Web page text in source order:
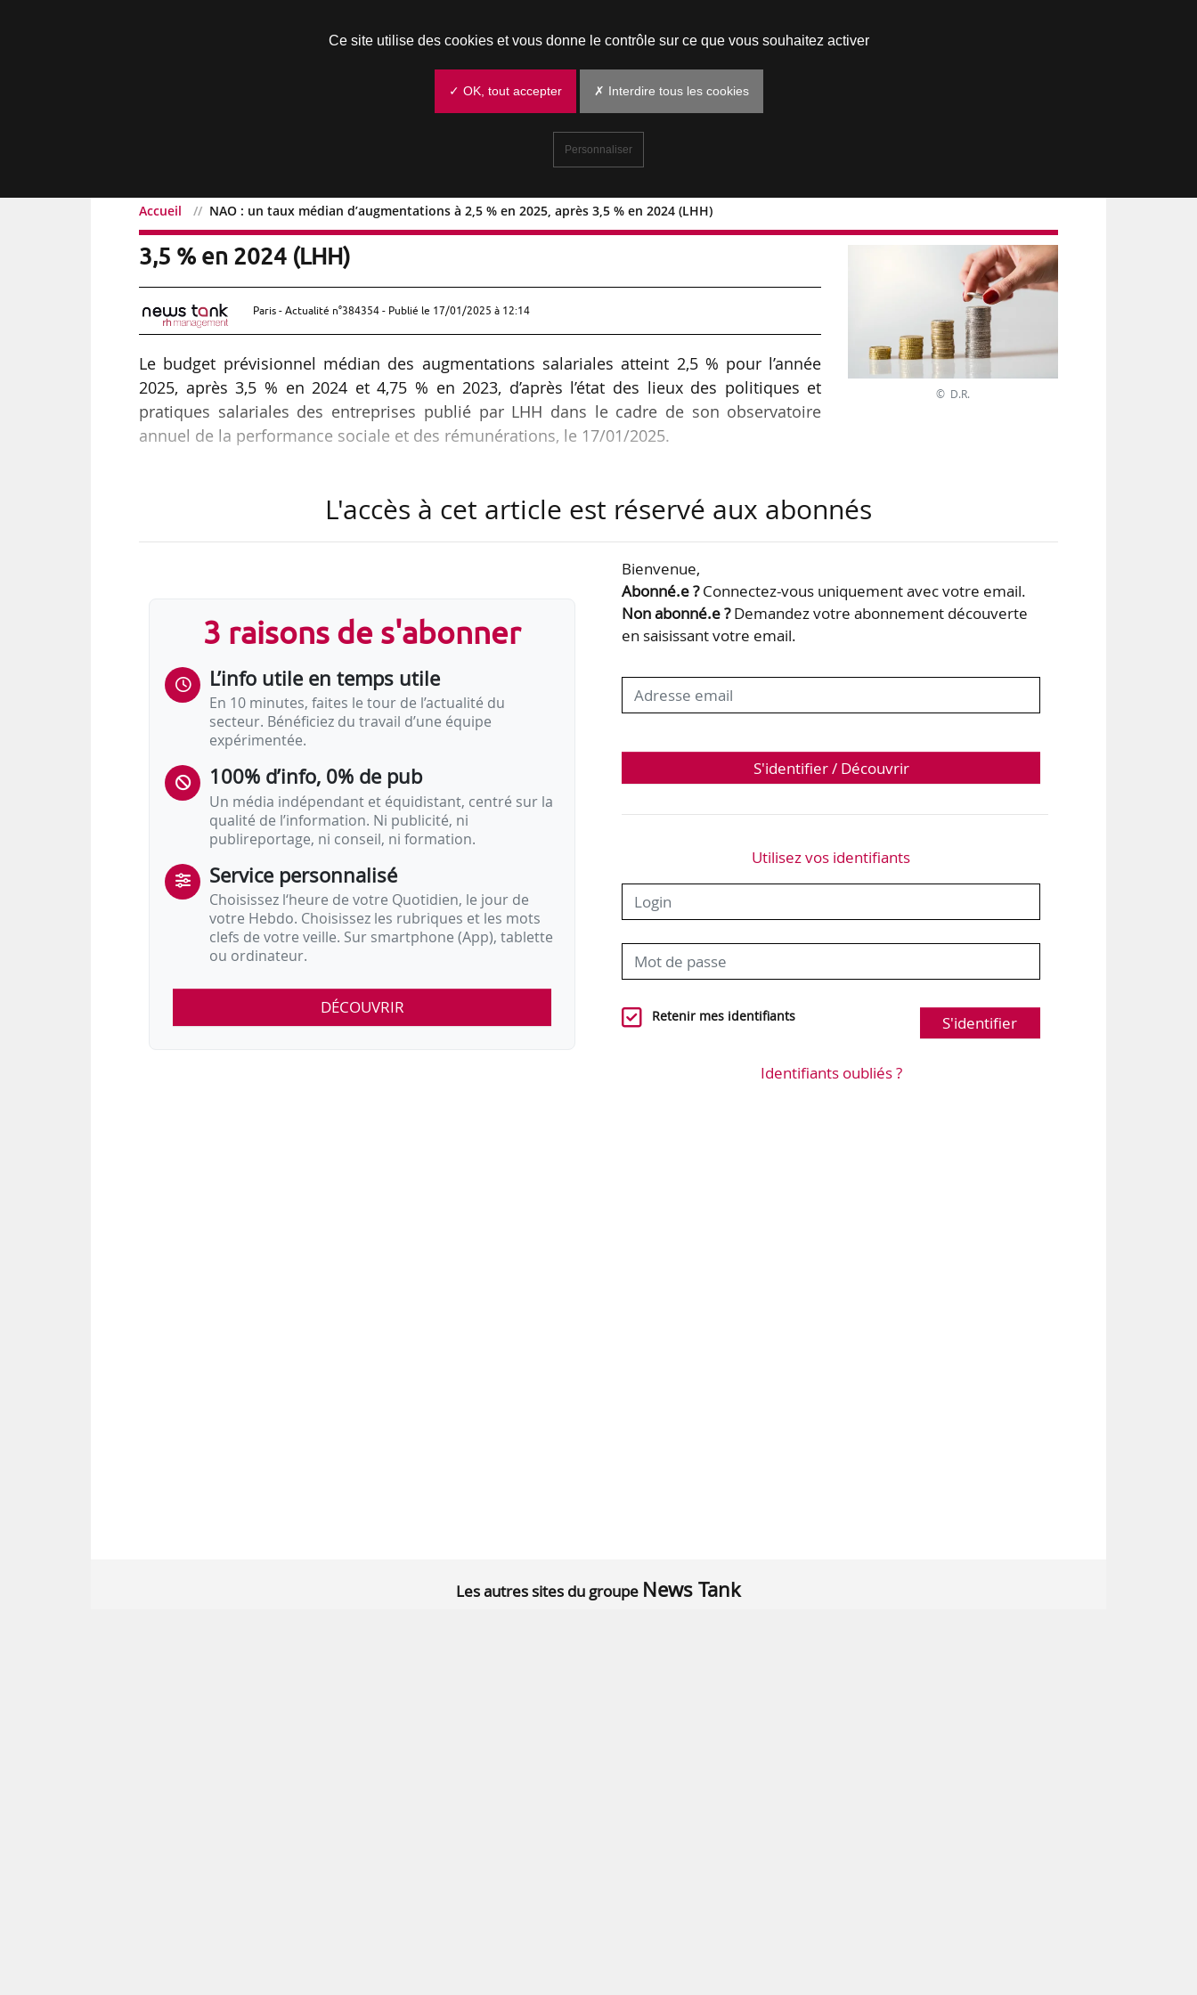
Accueil NAO : un taux médian d’augmentations à 2,5 % en 2025, après 3,5 % en 2024 (LHH)
NAO : un taux médian d’augmentations à 2,5 % en 2025, après
3,5 % en 2024 (LHH)
Paris - Actualité n°384354 - Publié le 17/01/2025 à 12:14
Le budget prévisionnel médian des augmentations salariales atteint 2,5 % pour l’année
2025, après 3,5 % en 2024 et 4,75 % en 2023, d’après l’état des lieux des politiques et
pratiques salariales des entreprises publié par LHH dans le cadre de son observatoire
annuel de la performance sociale et des rémunérations, le 17/01/2025.
déclarent en avoir prévu pour 2025, et 5 % n’en ont pas prévu. 18 % des entreprises ne
Les employés et ouvriers bénéficieront majoritairement d’augmentations générales. Plus
de 7 entreprises sur 10 déclarent privilégier cette pratique pour 2025. À l’inverse, pour les
cadres, les augmentations individuelles domineront nettement : elles seront pratiquées…
© D.R.
L'accès à cet article est réservé aux abonnés
3 raisons de s'abonner
L’info utile en temps utile
En 10 minutes, faites le tour de l’actualité du
secteur. Bénéficiez du travail d’une équipe
expérimentée.
100% d’info, 0% de pub
Un média indépendant et équidistant, centré sur la
qualité de l’information. Ni publicité, ni
publireportage, ni conseil, ni formation.
Service personnalisé
Choisissez l‘heure de votre Quotidien, le jour de
votre Hebdo. Choisissez les rubriques et les mots
clefs de votre veille. Sur smartphone (App), tablette
ou ordinateur.
DÉCOUVRIR
Bienvenue,
Abonné.e ?Connectez-vous uniquement avec votre email.
Non abonné.e ?Demandez votre abonnement découverte
en saisissant votre email.
S'identifier / Découvrir
Utilisez vos identifiants
Retenir mes identifiants S'identifier
Identifiants oubliés ?
Les autres sites du groupe News Tank
Ce site utilise des cookies et vous donne le contrôle sur ce que vous souhaitez activer
✓ OK, tout accepter ✗ Interdire tous les cookies
Personnaliser